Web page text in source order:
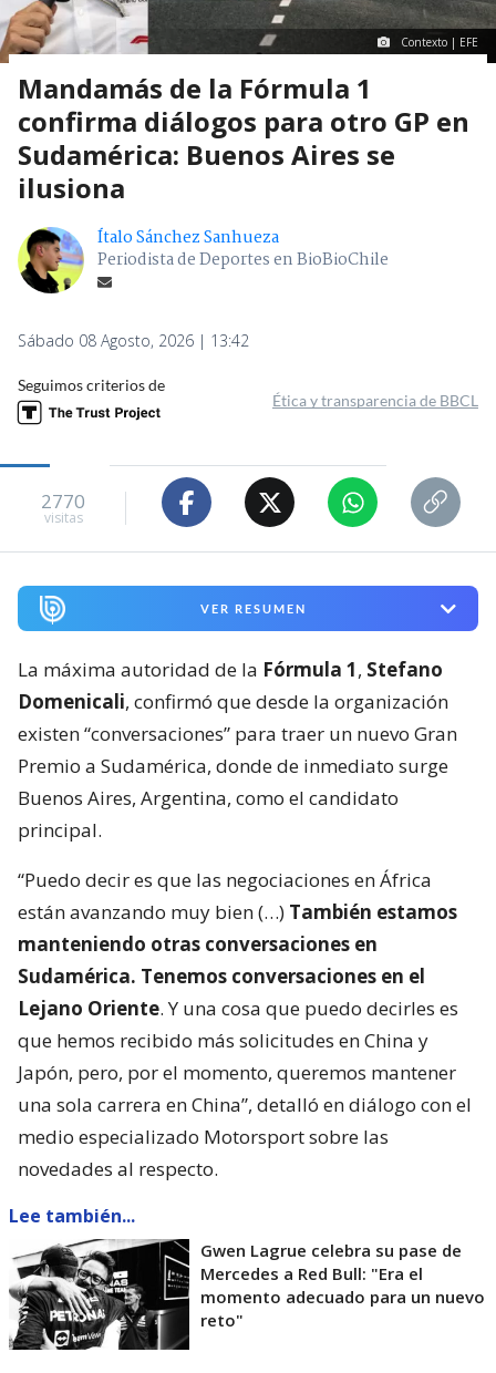
Contexto | EFE
Mandamás de la Fórmula 1
confirma diálogos para otro GP en
Sudamérica: Buenos Aires se
ilusiona
Ítalo Sánchez Sanhueza
Periodista de Deportes en BioBioChile
Sábado 08 Agosto, 2026 | 13:42
Seguimos criterios de
Ética y transparencia de BBCL
2770
visitas
VER RESUMEN
La máxima autoridad de la Fórmula 1, Stefano
Domenicali, confirmó que desde la organización
existen “conversaciones” para traer un nuevo Gran
Premio a Sudamérica, donde de inmediato surge
Buenos Aires, Argentina, como el candidato
principal.
“Puedo decir es que las negociaciones en África
están avanzando muy bien (…) También estamos
manteniendo otras conversaciones en
Sudamérica. Tenemos conversaciones en el
Lejano Oriente. Y una cosa que puedo decirles es
que hemos recibido más solicitudes en China y
Japón, pero, por el momento, queremos mantener
una sola carrera en China”, detalló en diálogo con el
medio especializado Motorsport sobre las
novedades al respecto.
Lee también...
Gwen Lagrue celebra su pase de
Mercedes a Red Bull: "Era el
momento adecuado para un nuevo
reto"